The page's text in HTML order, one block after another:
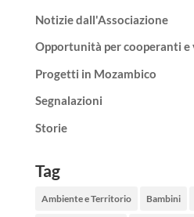
Notizie dall'Associazione
Opportunità per cooperanti
Progetti in Mozambico
Segnalazioni
Storie
Tag
Ambiente e Territorio Bambini